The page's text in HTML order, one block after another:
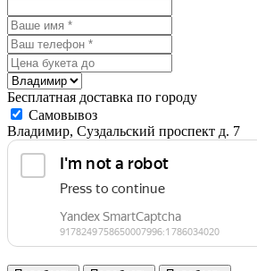
Бесплатная доставка по городу
Самовывоз
Владимир, Суздальский проспект д. 7